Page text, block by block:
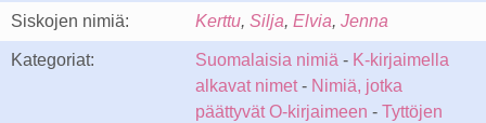
Siskojen nimiä: Kerttu, Silja, Elvia, Jenna
Kategoriat: Suomalaisia nimiä - K-kirjaimella
alkavat nimet- Nimiä, jotka
päättyvät O-kirjaimeen - Tyttöjen